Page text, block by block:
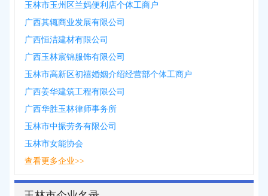
玉林市玉州区兰妈便利店个体工商户
广西其辄商业发展有限公司
广西恒洁建材有限公司
广西玉林宸锦服饰有限公司
玉林市高新区初禧婚姻介绍经营部个体工商户
广西姜华建筑工程有限公司
广西华胜玉林律师事务所
玉林市中振劳务有限公司
玉林市女能协会
查看更多企业>>